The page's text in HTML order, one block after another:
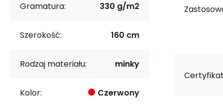
Gramatura: 330 g/m2
Szerokość: 160 cm
Rodzaj materiału: minky
Kolor: Czerwony